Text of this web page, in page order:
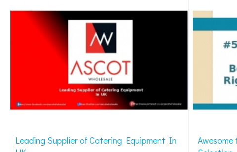
Leading Supplier of Catering Equipment In